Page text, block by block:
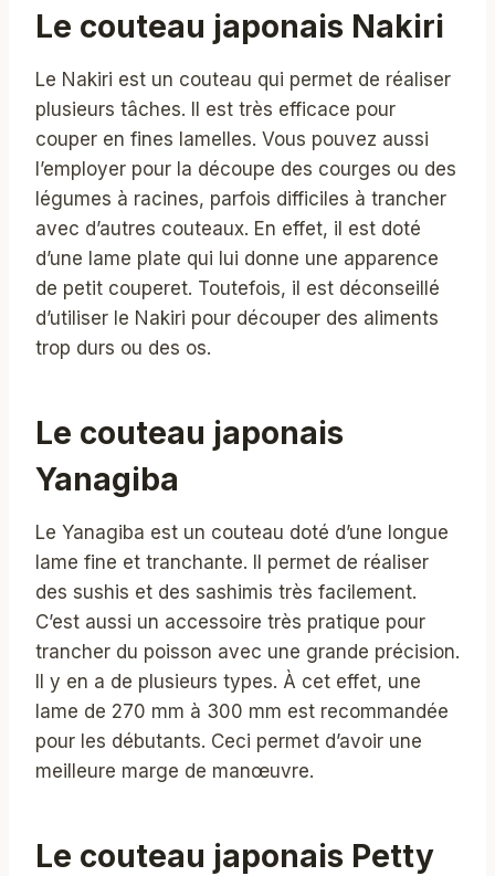
Le couteau japonais Nakiri
Le Nakiri est un couteau qui permet de réaliser
plusieurs tâches. Il est très efficace pour
couper en fines lamelles. Vous pouvez aussi
l’employer pour la découpe des courges ou des
légumes à racines, parfois difficiles à trancher
avec d’autres couteaux. En effet, il est doté
d’une lame plate qui lui donne une apparence
de petit couperet. Toutefois, il est déconseillé
d’utiliser le Nakiri pour découper des aliments
trop durs ou des os.
Le couteau japonais
Yanagiba
Le Yanagiba est un couteau doté d’une longue
lame fine et tranchante. Il permet de réaliser
des sushis et des sashimis très facilement.
C’est aussi un accessoire très pratique pour
trancher du poisson avec une grande précision.
Il y en a de plusieurs types. À cet effet, une
lame de 270 mm à 300 mm est recommandée
pour les débutants. Ceci permet d’avoir une
meilleure marge de manœuvre.
Le couteau japonais Petty